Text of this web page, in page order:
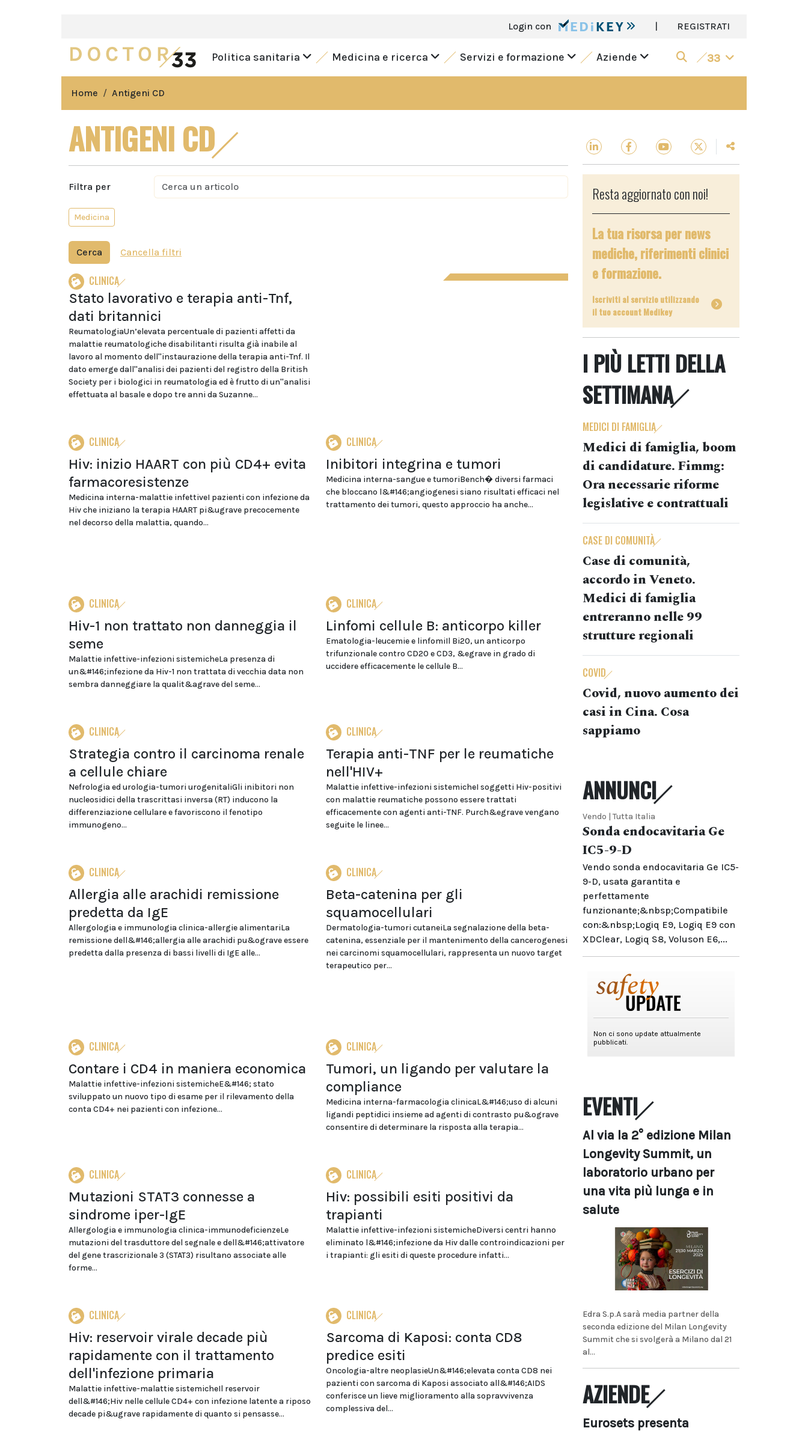
Login con | REGISTRATI
Politica sanitaria Medicina e ricerca Servizi e formazione Aziende 33
Home Antigeni CD
ANTIGENI CD
Filtra per
Medicina
Cerca Cancella filtri
CLINICA
Stato lavorativo e terapia anti-Tnf,
dati britannici
ReumatologiaUn’elevata percentuale di pazienti affetti da
malattie reumatologiche disabilitanti risulta già inabile al
lavoro al momento dell''instaurazione della terapia anti-Tnf. Il
dato emerge dall''analisi dei pazienti del registro della British
Society per i biologici in reumatologia ed è frutto di un''analisi
effettuata al basale e dopo tre anni da Suzanne...
CLINICA
Hiv: inizio HAART con più CD4+ evita
farmacoresistenze
Medicina interna-malattie infettiveI pazienti con infezione da
Hiv che iniziano la terapia HAART pi&ugrave precocemente
nel decorso della malattia, quando...
CLINICA
Inibitori integrina e tumori
Medicina interna-sangue e tumoriBench� diversi farmaci
che bloccano l&#146;angiogenesi siano risultati efficaci nel
trattamento dei tumori, questo approccio ha anche...
CLINICA
Hiv-1 non trattato non danneggia il
seme
Malattie infettive-infezioni sistemicheLa presenza di
un&#146;infezione da Hiv-1 non trattata di vecchia data non
sembra danneggiare la qualit&agrave del seme...
CLINICA
Linfomi cellule B: anticorpo killer
Ematologia-leucemie e linfomiIl Bi20, un anticorpo
trifunzionale contro CD20 e CD3, &egrave in grado di
uccidere efficacemente le cellule B...
CLINICA
Strategia contro il carcinoma renale
a cellule chiare
Nefrologia ed urologia-tumori urogenitaliGli inibitori non
nucleosidici della trascrittasi inversa (RT) inducono la
differenziazione cellulare e favoriscono il fenotipo
immunogeno...
CLINICA
Terapia anti-TNF per le reumatiche
nell'HIV+
Malattie infettive-infezioni sistemicheI soggetti Hiv-positivi
con malattie reumatiche possono essere trattati
efficacemente con agenti anti-TNF. Purch&egrave vengano
seguite le linee...
CLINICA
Allergia alle arachidi remissione
predetta da IgE
Allergologia e immunologia clinica-allergie alimentariLa
remissione dell&#146;allergia alle arachidi pu&ograve essere
predetta dalla presenza di bassi livelli di IgE alle...
CLINICA
Beta-catenina per gli
squamocellulari
Dermatologia-tumori cutaneiLa segnalazione della beta-
catenina, essenziale per il mantenimento della cancerogenesi
nei carcinomi squamocellulari, rappresenta un nuovo target
terapeutico per...
CLINICA
Contare i CD4 in maniera economica
Malattie infettive-infezioni sistemicheE&#146; stato
sviluppato un nuovo tipo di esame per il rilevamento della
conta CD4+ nei pazienti con infezione...
CLINICA
Tumori, un ligando per valutare la
compliance
Medicina interna-farmacologia clinicaL&#146;uso di alcuni
ligandi peptidici insieme ad agenti di contrasto pu&ograve
consentire di determinare la risposta alla terapia...
CLINICA
Mutazioni STAT3 connesse a
sindrome iper-IgE
Allergologia e immunologia clinica-immunodeficienzeLe
mutazioni del trasduttore del segnale e dell&#146;attivatore
del gene trascrizionale 3 (STAT3) risultano associate alle
forme...
CLINICA
Hiv: possibili esiti positivi da
trapianti
Malattie infettive-infezioni sistemicheDiversi centri hanno
eliminato l&#146;infezione da Hiv dalle controindicazioni per
i trapianti: gli esiti di queste procedure infatti...
CLINICA
Hiv: reservoir virale decade più
rapidamente con il trattamento
dell'infezione primaria
Malattie infettive-malattie sistemicheIl reservoir
dell&#146;Hiv nelle cellule CD4+ con infezione latente a riposo
decade pi&ugrave rapidamente di quanto si pensasse...
CLINICA
Sarcoma di Kaposi: conta CD8
predice esiti
Oncologia-altre neoplasieUn&#146;elevata conta CD8 nei
pazienti con sarcoma di Kaposi associato all&#146;AIDS
conferisce un lieve miglioramento alla sopravvivenza
complessiva del...
Resta aggiornato con noi!
La tua risorsa per news
mediche, riferimenti clinici
e formazione.
Iscriviti al servizio utilizzando
il tuo account Medikey
I PIÙ LETTI DELLA
SETTIMANA
MEDICI DI FAMIGLIA
Medici di famiglia, boom
di candidature. Fimmg:
Ora necessarie riforme
legislative e contrattuali
CASE DI COMUNITÀ
Case di comunità,
accordo in Veneto.
Medici di famiglia
entreranno nelle 99
strutture regionali
COVID
Covid, nuovo aumento dei
casi in Cina. Cosa
sappiamo
ANNUNCI
Vendo | Tutta Italia
Sonda endocavitaria Ge
IC5-9-D
Vendo sonda endocavitaria Ge IC5-
9-D, usata garantita e
perfettamente
funzionante;&nbsp;Compatibile
con:&nbsp;Logiq E9, Logiq E9 con
XDClear, Logiq S8, Voluson E6,...
EVENTI
Al via la 2° edizione Milan
Longevity Summit, un
laboratorio urbano per
una vita più lunga e in
salute
Edra S.p.A sarà media partner della
seconda edizione del Milan Longevity
Summit che si svolgerà a Milano dal 21
al...
AZIENDE
Eurosets presenta